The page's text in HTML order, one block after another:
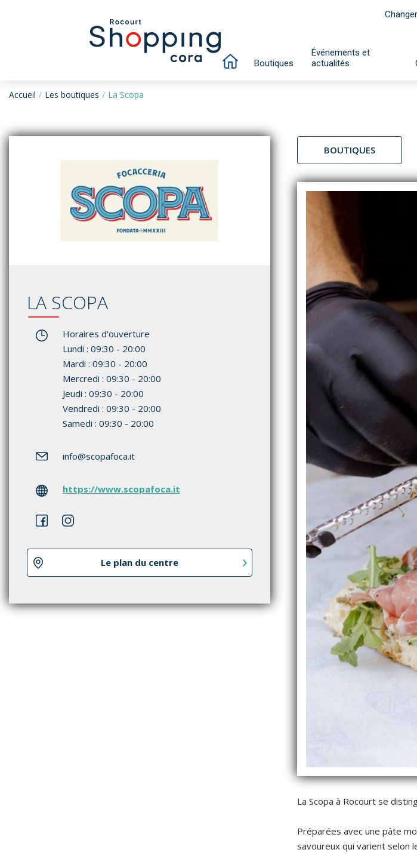
Boutiques
Événements et
actualités
Accueil Les boutiques La Scopa
BOUTIQUES
La Scopa à Rocourt se
Préparées avec une pâte
savoureux qui varient selon
LA SCOPA
Horaires d'ouverture
Lundi : 09:30 - 20:00
Mardi : 09:30 - 20:00
Mercredi : 09:30 - 20:00
Jeudi : 09:30 - 20:00
Vendredi : 09:30 - 20:00
Samedi : 09:30 - 20:00
info@scopafoca.it
https://www.scopafoca.it
Le plan du centre